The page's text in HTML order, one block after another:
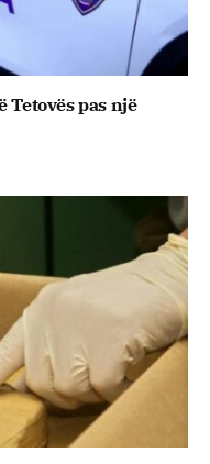
Tetovës pas një